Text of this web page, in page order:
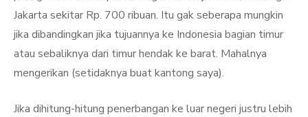
Jakarta sekitar Rp. 700 ribuan. Itu gak seberapa mungkin
jika dibandingkan jika tujuannya ke Indonesia bagian timur
atau sebaliknya dari timur hendak ke barat. Mahalnya
mengerikan (setidaknya buat kantong saya).
Jika dihitung-hitung penerbangan ke luar negeri justru lebih